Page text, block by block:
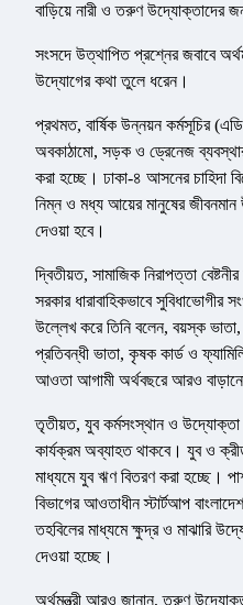
বাড়িয়ে নারী ও তরুণ উদ্যোক্তাদের
সংসদে উত্থাপিত প্রশ্নের জবাবে
উদ্যোগের কথা তুলে ধরেন।
প্রথমত, বার্ষিক উন্নয়ন কর্মসূচির
অবকাঠামো, সড়ক ও ড্রেনেজ
করা হচ্ছে। ঢাকা-৪ আসনের চাহিদা
নিম্ন ও মধ্য আয়ের মানুষের
দেওয়া হবে।
দ্বিতীয়ত, সামাজিক নিরাপত্তা
সরকার ধারাবাহিকভাবে সুবিধাভোগীর
উল্লেখ করে তিনি বলেন, বয়স্ক ভাতা,
প্রতিবন্ধী ভাতা, কৃষক কার্ড ও
আওতা আগামী অর্থবছরে আরও
তৃতীয়ত, যুব কর্মসংস্থান ও
কার্যক্রম অব্যাহত থাকবে। যুব ও
মাধ্যমে যুব ঋণ বিতরণ করা হচ্ছে।
বিভাগের আওতাধীন স্টার্টআপ
তহবিলের মাধ্যমে ক্ষুদ্র ও মাঝারি
দেওয়া হচ্ছে।
অর্থমন্ত্রী আরও জানান, তরুণ